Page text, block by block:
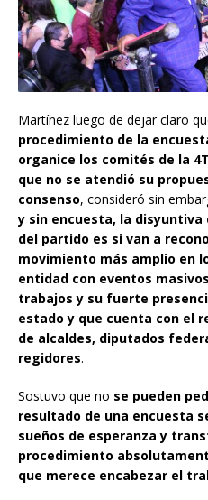
Martínez luego de dejar claro
procedimiento de la
organice los comités de la
que no se atendió su
consenso, consideró sin
y sin encuesta, la
del partido es si van a
movimiento más amplio en
entidad con eventos
trabajos y su fuerte
estado y que cuenta con el
de alcaldes, diputados
regidores.
Sostuvo que no se pueden
resultado de una encuesta
sueños de esperanza y
procedimiento
que merece encabezar el